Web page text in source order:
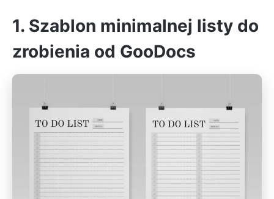
1. Szablon minimalnej listy do
zrobienia od GooDocs